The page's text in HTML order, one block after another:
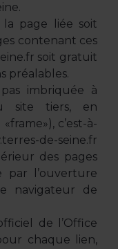
page liée soit
contenant ces
soit gratuit
préalables.
imbriquée à
site tiers, en
c’est-à-
de-seine.fr
des pages
par l’ouverture
navigateur de
de l’Office
chaque lien,